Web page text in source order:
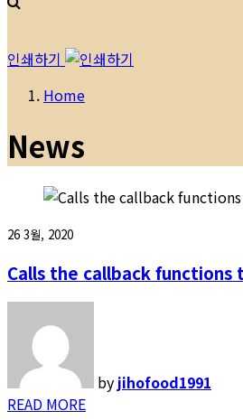
인쇄하기
Home
News
26 3월, 2020
Calls the callback functions
by jihofood1991
READ MORE